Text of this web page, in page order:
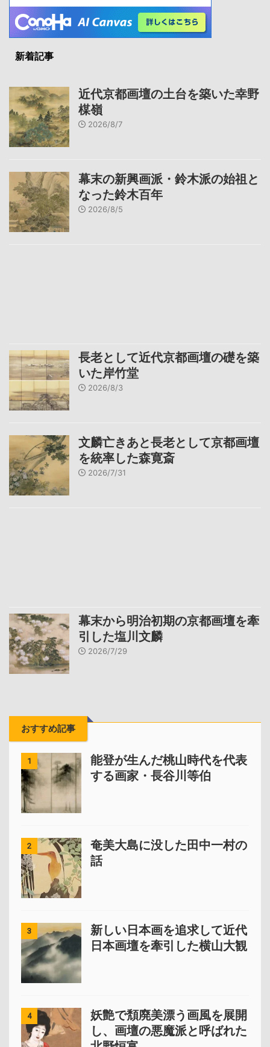
新着記事
近代京都画壇の土台を築いた幸野
楳嶺
2026/8/7
幕末の新興画派・鈴木派の始祖と
なった鈴木百年
2026/8/5
長老として近代京都画壇の礎を築
いた岸竹堂
2026/8/3
文麟亡きあと長老として京都画壇
を統率した森寛斎
2026/7/31
幕末から明治初期の京都画壇を牽
引した塩川文麟
2026/7/29
おすすめ記事
1
能登が生んだ桃山時代を代表
する画家・長谷川等伯
2
奄美大島に没した田中一村の
話
3
新しい日本画を追求して近代
日本画壇を牽引した横山大観
4
妖艶で頽廃美漂う画風を展開
し、画壇の悪魔派と呼ばれた